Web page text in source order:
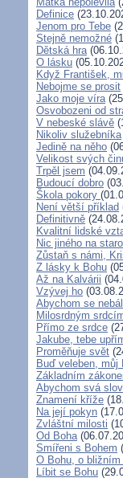
Definice
Jenom pro Tebe
Stejně nemožné
Dětská hra
O lásku
Když František,
Nebojme se prosit
Jako moje víra
Osvobozeni od
V nebeské slávě
Nikoliv služebníka
Jedině na něho
Velikost svých
Trpěl jsem
Budoucí dobro
Škola pokory
Není větší příklad
Definitivně
Kvalitní lidské
Nic jiného na
Zůstaň s námi,
Z lásky k Bohu
Až na Kalvárii
Vzývej ho
Abychom se
Milosrdným
Přímo ze srdce
Jakube, tebe
Proměňuje svět
Buď veleben,
Základním
Abychom svá
Znamení kříže
Na její pokyn
Zvláštní milosti
Od Boha
Smířeni s Bohem
O Bohu, o bližním
Líbit se Bohu